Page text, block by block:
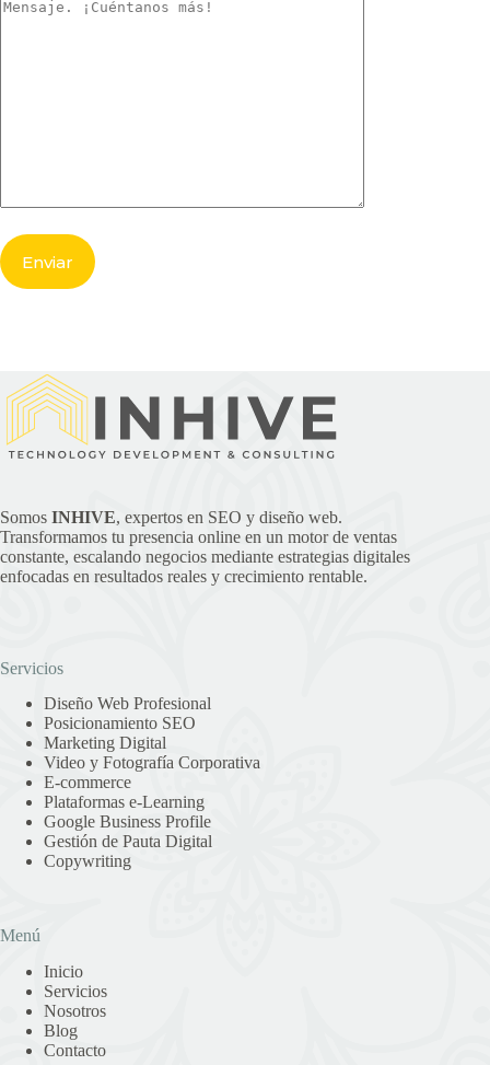
Somos INHIVE, expertos en SEO y diseño web.
Transformamos tu presencia online en un motor de ventas
constante, escalando negocios mediante estrategias digitales
enfocadas en resultados reales y crecimiento rentable.
Servicios
Diseño Web Profesional
Posicionamiento SEO
Marketing Digital
Video y Fotografía Corporativa
E-commerce
Plataformas e-Learning
Google Business Profile
Gestión de Pauta Digital
Copywriting
Menú
Inicio
Servicios
Nosotros
Blog
Contacto